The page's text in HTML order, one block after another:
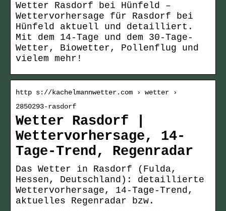
Wetter Rasdorf bei Hünfeld –
Wettervorhersage für Rasdorf bei
Hünfeld aktuell und detailliert.
Mit dem 14-Tage und dem 30-Tage-
Wetter, Biowetter, Pollenflug und
vielem mehr!
http s://kachelmannwetter.com › wetter ›
2850293-rasdorf
Wetter Rasdorf |
Wettervorhersage, 14-
Tage-Trend, Regenradar
Das Wetter in Rasdorf (Fulda,
Hessen, Deutschland): detaillierte
Wettervorhersage, 14-Tage-Trend,
aktuelles Regenradar bzw.